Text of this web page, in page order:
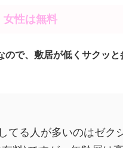
女性は無料
ので、敷居が低くサクッと
てる人が多いのはゼク